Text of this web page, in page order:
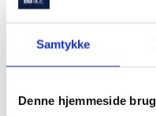
Samtykke
Denne hjemmeside
Siden 2009 er
tid og administrative